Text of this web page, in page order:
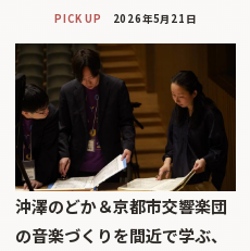
PICK UP 2026年5月21日
沖澤のどか＆京都市交響楽団
の音楽づくりを間近で学ぶ、